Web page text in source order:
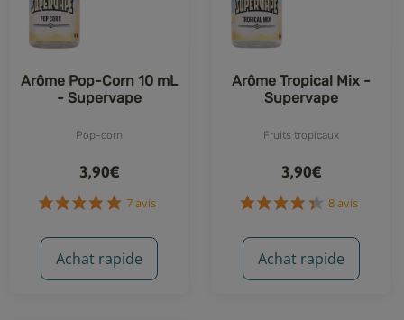
Arôme Pop-Corn 10 mL
- Supervape
Pop-corn
3,90€
Achat rapide
Arôme Tropical Mix -
Supervape
Fruits tropicaux
3,90€
Achat rapide